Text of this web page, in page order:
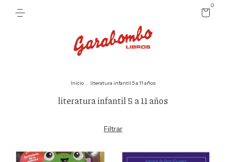
0
Inicio . literatura infantil 5 a 11 años
literatura infantil 5 a 11 años
Filtrar